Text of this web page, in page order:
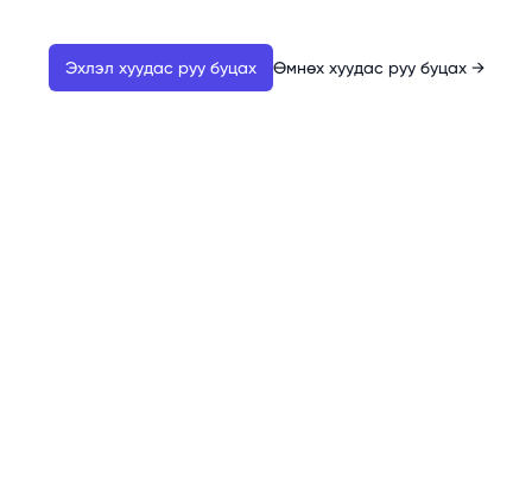
Эхлэл хуудас руу буцах Өмнөх хуудас руу буцах →